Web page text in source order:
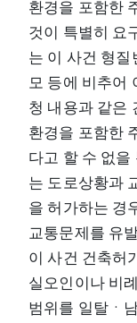
환경을 포함한
것이 특별히 요
는 이 사건 형질
모 등에 비추어
청 내용과 같은
환경을 포함한
다고 할 수 없을
는 도로상황과
을 허가하는 경
교통문제를 유
이 사건 건축허
실오인이나 비
범위를 일탈ㆍ